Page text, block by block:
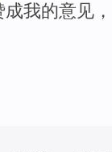
成我的意见，